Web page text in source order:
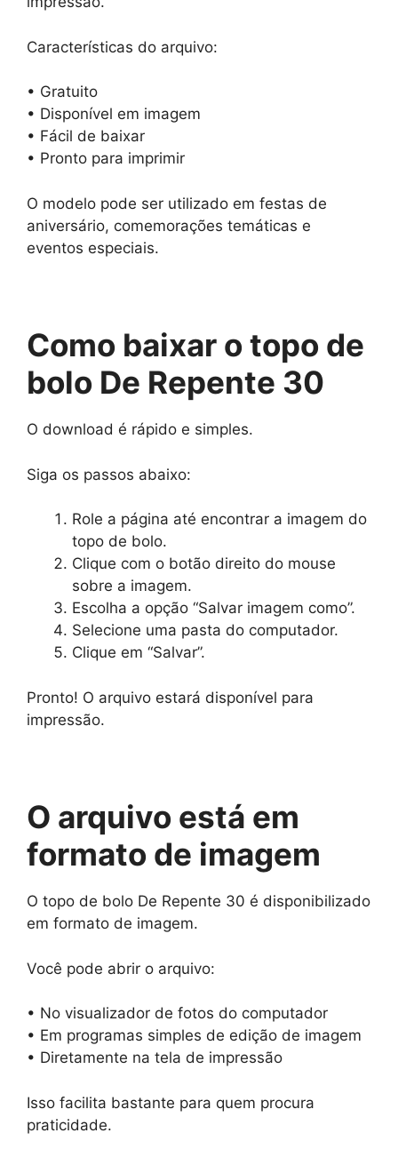
Características do arquivo:
• Gratuito
• Disponível em imagem
• Fácil de baixar
• Pronto para imprimir
O modelo pode ser utilizado em festas de
aniversário, comemorações temáticas e
eventos especiais.
Como baixar o topo de
bolo De Repente 30
O download é rápido e simples.
Siga os passos abaixo:
Role a página até encontrar a imagem do
topo de bolo.
Clique com o botão direito do mouse
sobre a imagem.
Escolha a opção “Salvar imagem como”.
Selecione uma pasta do computador.
Clique em “Salvar”.
Pronto! O arquivo estará disponível para
impressão.
O arquivo está em
formato de imagem
O topo de bolo De Repente 30 é disponibilizado
em formato de imagem.
Você pode abrir o arquivo:
• No visualizador de fotos do computador
• Em programas simples de edição de imagem
• Diretamente na tela de impressão
Isso facilita bastante para quem procura
praticidade.